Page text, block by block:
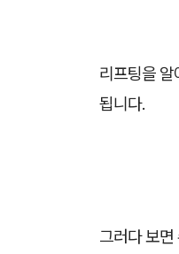
리프팅을
됩니다.
그러다 보